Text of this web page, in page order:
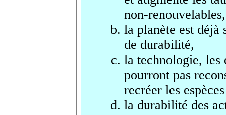
non-renouvelables,
la planète est déjà
de durabilité,
la technologie, les
pourront pas
recréer les
la durabilité des